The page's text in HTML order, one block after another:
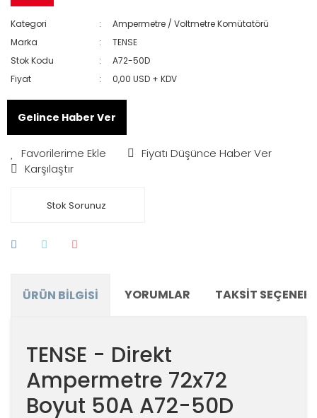
Kategori
Ampermetre / Voltmetre Komütatörü
Marka
TENSE
Stok Kodu
A72-50D
Fiyat
0,00 USD + KDV
Gelince Haber Ver
Fiyatı Düşünce Haber Ver
Karşılaştır
Stok Sorunuz
ÜRÜN BILGISI YORUMLAR TAKSIT
TENSE - Direkt
Ampermetre 72x72
Boyut 50A A72-50D